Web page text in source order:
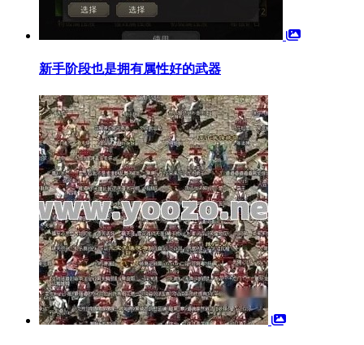
新手阶段也是拥有属性好的武器